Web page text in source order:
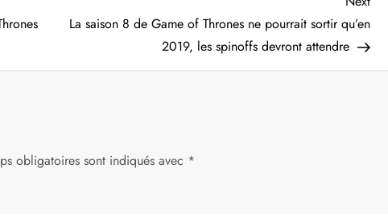
Post
La saison 8 de Game of Thrones ne pourrait sortir qu’en
2019, les spinoffs devront attendre
obligatoires sont indiqués avec *